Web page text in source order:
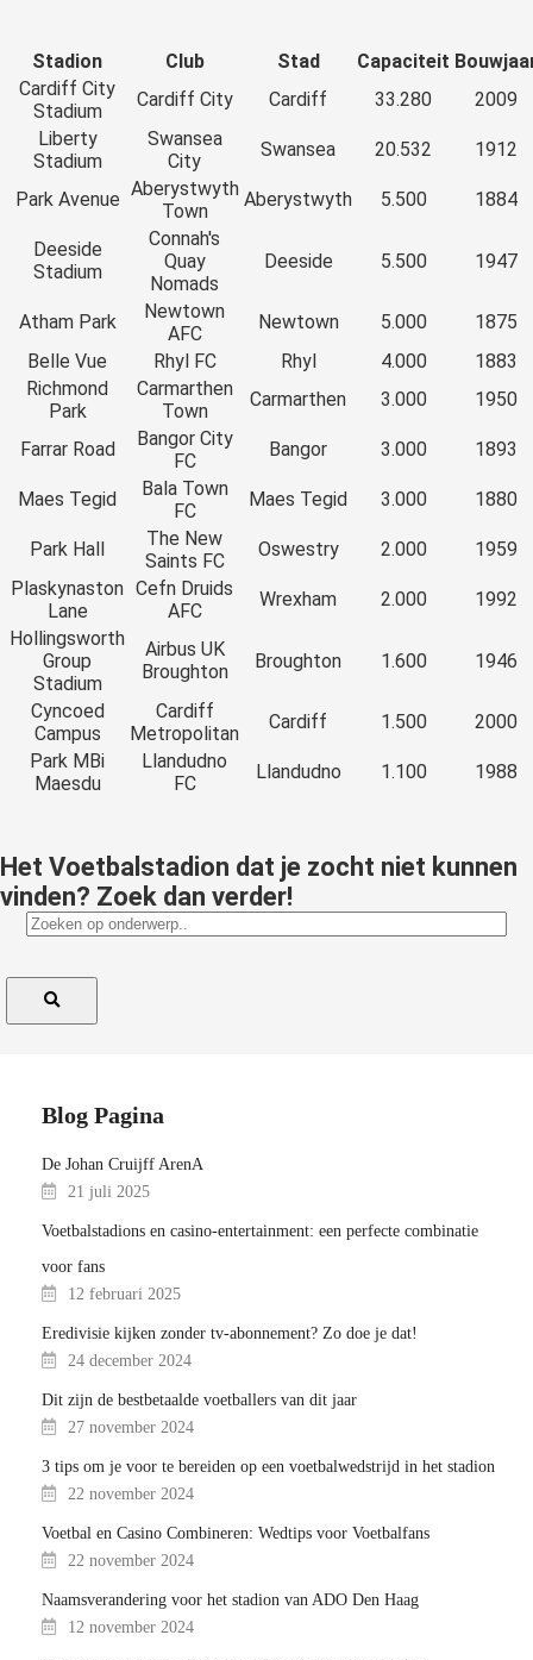
Stadion Club Stad Capaciteit
Cardiff City
Stadium
Cardiff City Cardiff 33.280
2009
Liberty
Stadium
Swansea
City
Swansea 20.532 1912
Park Avenue Aberystwyth
Town
Aberystwyth 5.500 1884
Deeside
Stadium
Connah's
Quay
Nomads
Deeside 5.500 1947
Atham Park
Newtown
AFC
Newtown 5.000
1875
Belle Vue
Rhyl FC Rhyl 4.000
1883
Richmond
Park
Carmarthen
Town
Carmarthen 3.000 1950
Farrar Road
Bangor City
FC
Bangor 3.000 1893
Maes Tegid
Bala Town
FC
Maes Tegid 3.000 1880
Park Hall
The New
Saints FC
Oswestry 2.000
1959
Plaskynaston
Lane
Cefn Druids
AFC
Wrexham 2.000
1992
Hollingsworth
Group
Stadium
Airbus UK
Broughton
Broughton 1.600 1946
Cyncoed
Campus
Cardiff
Metropolitan
Cardiff 1.500
2000
Park MBi
Maesdu
Llandudno
FC
Llandudno 1.100 1988
Het Voetbalstadion dat je zocht niet kunnen
vinden? Zoek dan verder!
Blog Pagina
De Johan Cruijff ArenA
21 juli 2025
Voetbalstadions en casino-entertainment: een perfecte combinatie
voor fans
12 februari 2025
Eredivisie kijken zonder tv-abonnement? Zo doe je dat!
24 december 2024
Dit zijn de bestbetaalde voetballers van dit jaar
27 november 2024
3 tips om je voor te bereiden op een voetbalwedstrijd in het stadion
22 november 2024
Voetbal en Casino Combineren: Wedtips voor Voetbalfans
22 november 2024
Naamsverandering voor het stadion van ADO Den Haag
12 november 2024